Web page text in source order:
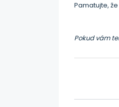
Pamatujte,
Pokud vám